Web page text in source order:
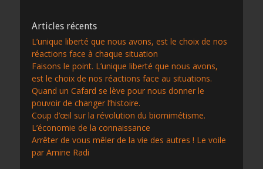
Articles récents
L’unique liberté que nous avons, est le choix de nos
réactions face à chaque situation
Faisons le point. L’unique liberté que nous avons,
est le choix de nos réactions face au situations.
Quand un Cafard se lève pour nous donner le
pouvoir de changer l’histoire.
Coup d’œil sur la révolution du biomimétisme.
L’économie de la connaissance
Arrêter de vous mêler de la vie des autres ! Le voile
par Amine Radi